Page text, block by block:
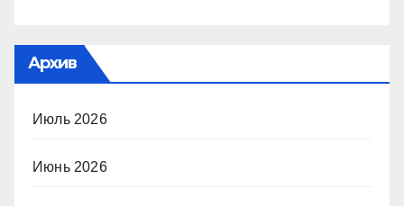
Архив
Июль 2026
Июнь 2026